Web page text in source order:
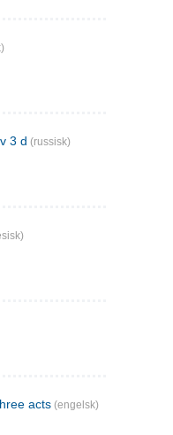
3 d (russisk)
acts (engelsk)